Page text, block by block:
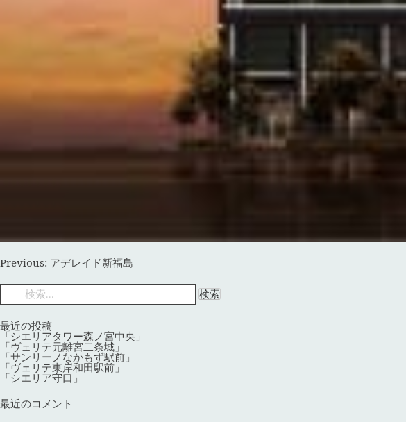
投
ナ
ゲ
シ
ョ
ン
Previous: アデレイド新福島
検
最近の投稿
「シエリアタワー森ノ宮中央」
「ヴェリテ元離宮二条城」
「サンリーノなかもず駅前」
「ヴェリテ東岸和田駅前」
「シエリア守口」
最近のコメント